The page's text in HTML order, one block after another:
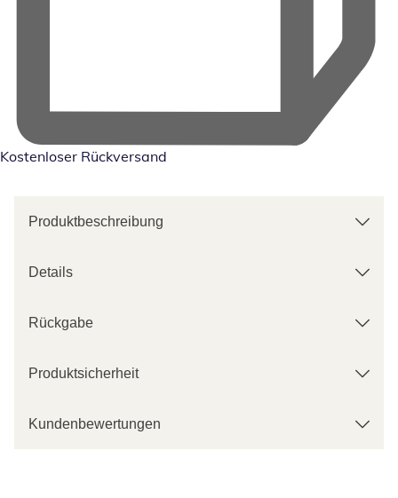
Kostenloser Rückversand
Produktbeschreibung
Details
Rückgabe
Produktsicherheit
Kundenbewertungen